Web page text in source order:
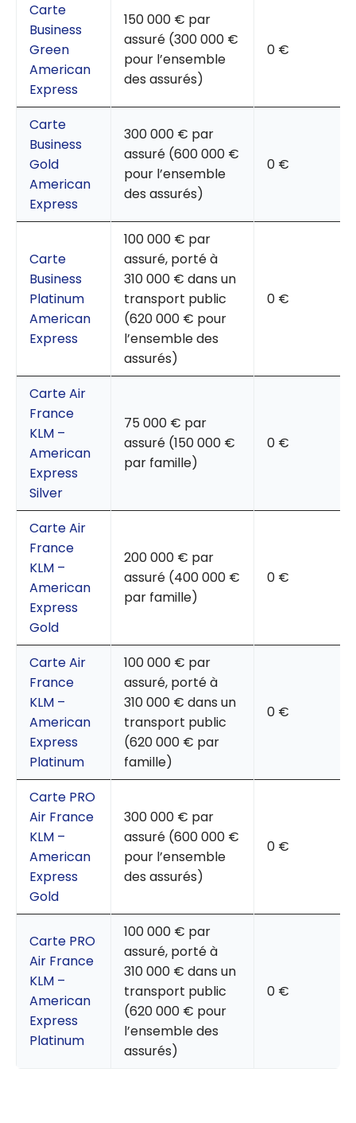
Carte
Business
Green
American
Express
150 000 € par
assuré (300 000 €
pour l’ensemble
des assurés)
0 €
Carte
Business
Gold
American
Express
300 000 € par
assuré (600 000 €
pour l’ensemble
des assurés)
0 €
Carte
Business
Platinum
American
Express
100 000 € par
assuré, porté à
310 000 € dans un
transport public
(620 000 € pour
l’ensemble des
assurés)
0 €
Carte Air
France
KLM –
American
Express
Silver
75 000 € par
assuré (150 000 €
par famille)
0 €
Carte Air
France
KLM –
American
Express
Gold
200 000 € par
assuré (400 000 €
par famille)
0 €
Carte Air
France
KLM –
American
Express
Platinum
100 000 € par
assuré, porté à
310 000 € dans un
transport public
(620 000 € par
famille)
0 €
Carte PRO
Air France
KLM –
American
Express
Gold
300 000 € par
assuré (600 000 €
pour l’ensemble
des assurés)
0 €
Carte PRO
Air France
KLM –
American
Express
Platinum
100 000 € par
assuré, porté à
310 000 € dans un
transport public
(620 000 € pour
l’ensemble des
assurés)
0 €